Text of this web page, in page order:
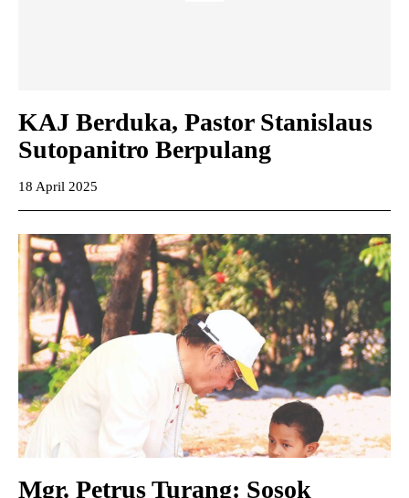
KAJ Berduka, Pastor Stanislaus
Sutopanitro Berpulang
18 April 2025
Mgr. Petrus Turang: Sosok